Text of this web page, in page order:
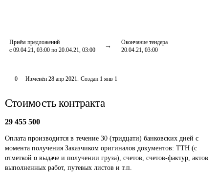
Приём предложений
с 09.04.21, 03:00 по 20.04.21, 03:00
Окончание тендера
20.04.21, 03:00
0 Изменён 28 апр 2021. Создан 1 янв 1
Стоимость контракта
29 455 500
Оплата производится в течение 30 (тридцати) банковских дней с
момента получения Заказчиком оригиналов документов: ТТН (с
отметкой о выдаче и получении груза), счетов, счетов-фактур, актов
выполненных работ, путевых листов и т.п.